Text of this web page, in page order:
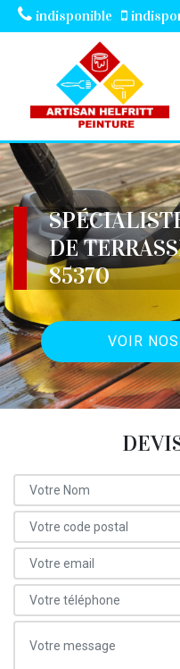
indisponible
DE
85370
VOIR